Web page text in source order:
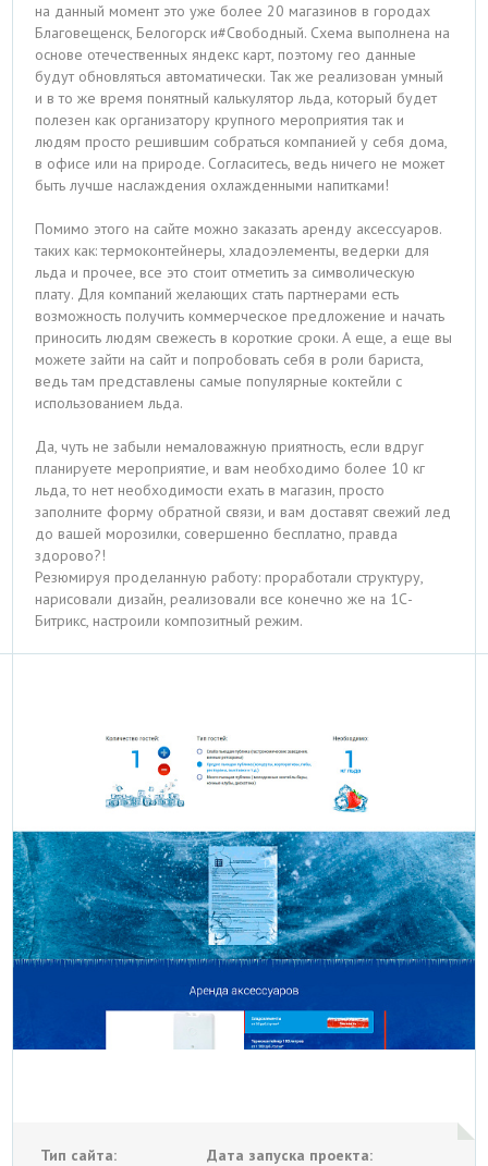
на данный момент это уже более 20 магазинов в городах
Благовещенск, Белогорск и#Свободный. Схема выполнена на
основе отечественных яндекс карт, поэтому гео данные
будут обновляться автоматически. Так же реализован умный
и в то же время понятный калькулятор льда, который будет
полезен как организатору крупного мероприятия так и
людям просто решившим собраться компанией у себя дома,
в офисе или на природе. Согласитесь, ведь ничего не может
быть лучше наслаждения охлажденными напитками!
Помимо этого на сайте можно заказать аренду аксессуаров.
таких как: термоконтейнеры, хладоэлементы, ведерки для
льда и прочее, все это стоит отметить за символическую
плату. Для компаний желающих стать партнерами есть
возможность получить коммерческое предложение и начать
приносить людям свежесть в короткие сроки. А еще, а еще вы
можете зайти на сайт и попробовать себя в роли бариста,
ведь там представлены самые популярные коктейли с
использованием льда.
Да, чуть не забыли немаловажную приятность, если вдруг
планируете мероприятие, и вам необходимо более 10 кг
льда, то нет необходимости ехать в магазин, просто
заполните форму обратной связи, и вам доставят свежий лед
до вашей морозилки, совершенно бесплатно, правда
здорово?!
Резюмируя проделанную работу: проработали структуру,
нарисовали дизайн, реализовали все конечно же на 1С-
Битрикс, настроили композитный режим.
Тип сайта:
Дата запуска проекта: